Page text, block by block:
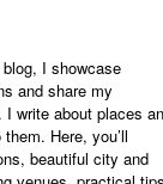
I showcase
and share my
write about places
Here, you’ll
beautiful city and